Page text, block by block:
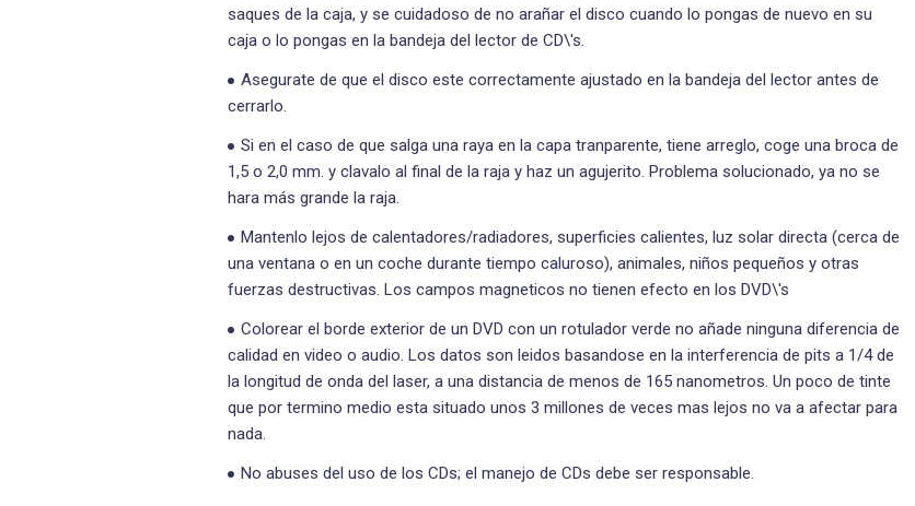
saques de la caja, y se cuidadoso de no arañar el disco cuando lo pongas de nuevo en su
caja o lo pongas en la bandeja del lector de CD\'s.
Asegurate de que el disco este correctamente ajustado en la bandeja del lector antes de
cerrarlo.
Si en el caso de que salga una raya en la capa tranparente, tiene arreglo, coge una broca de
1,5 o 2,0 mm. y clavalo al final de la raja y haz un agujerito. Problema solucionado, ya no se
hara más grande la raja.
Mantenlo lejos de calentadores/radiadores, superficies calientes, luz solar directa (cerca de
una ventana o en un coche durante tiempo caluroso), animales, niños pequeños y otras
fuerzas destructivas. Los campos magneticos no tienen efecto en los DVD\'s
Colorear el borde exterior de un DVD con un rotulador verde no añade ninguna diferencia de
calidad en video o audio. Los datos son leidos basandose en la interferencia de pits a 1/4 de
la longitud de onda del laser, a una distancia de menos de 165 nanometros. Un poco de tinte
que por termino medio esta situado unos 3 millones de veces mas lejos no va a afectar para
nada.
No abuses del uso de los CDs; el manejo de CDs debe ser responsable.